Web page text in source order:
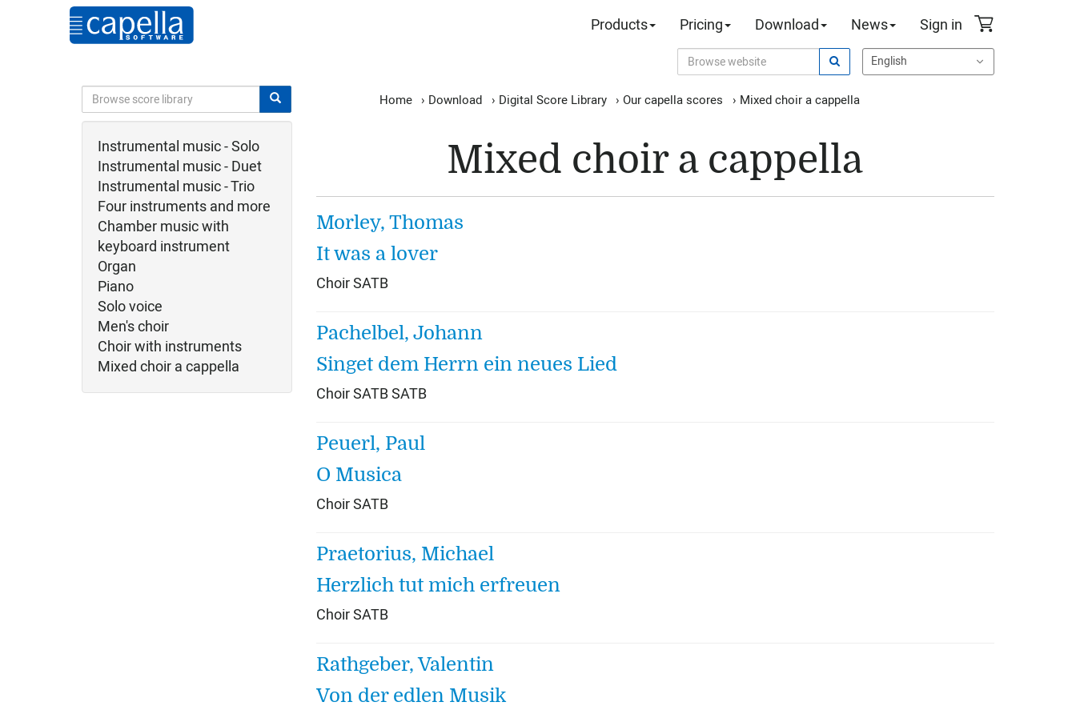
Products Pricing Download News Sign in
Instrumental music - Solo
Instrumental music - Duet
Instrumental music - Trio
Four instruments and more
Chamber music with
keyboard instrument
Organ
Piano
Solo voice
Men's choir
Choir with instruments
Mixed choir a cappella
Home › Download › Digital Score Library › Our capella scores › Mixed choir a cappella
Mixed choir a cappella
Morley, Thomas
It was a lover
Choir SATB
Pachelbel, Johann
Singet dem Herrn ein neues Lied
Choir SATB SATB
Peuerl, Paul
O Musica
Choir SATB
Praetorius, Michael
Herzlich tut mich erfreuen
Choir SATB
Rathgeber, Valentin
Von der edlen Musik